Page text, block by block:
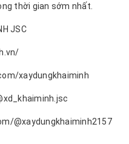
thời gian sớm nhất.
JSC
xaydungkhaiminh
@xaydungkhaiminh2157